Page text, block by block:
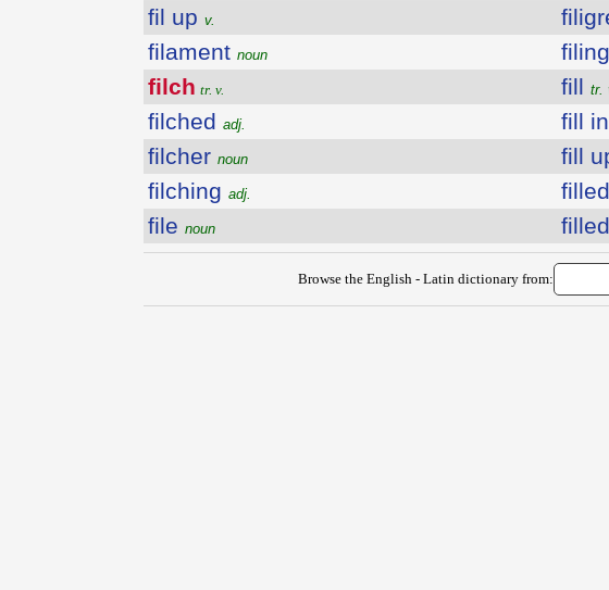
fil up v.
filament noun
filch tr. v.
filched adj.
filcher noun
filching adj.
file noun
fill tr.
fill in
fill
filled
filled
Browse the English - Latin dictionary from: